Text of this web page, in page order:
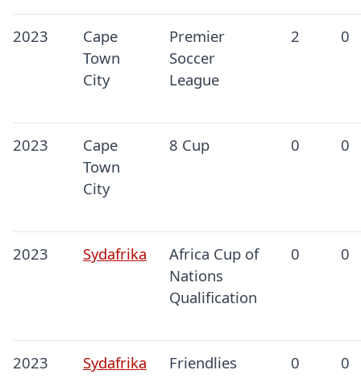
2023
Cape
Town
City
Premier
Soccer
League
2 0
2023
Cape
Town
City
8 Cup 0 0
2023 Sydafrika
Africa Cup of
Nations
Qualification
0 0
2023 Sydafrika Friendlies 0 0